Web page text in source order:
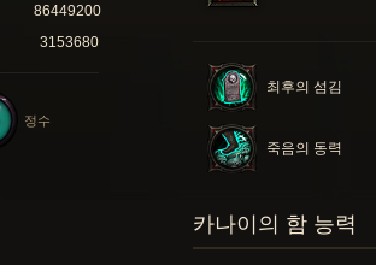
최후의 섬김
죽음의 동력
86449200
3153680
정수
카나이의 함 능력